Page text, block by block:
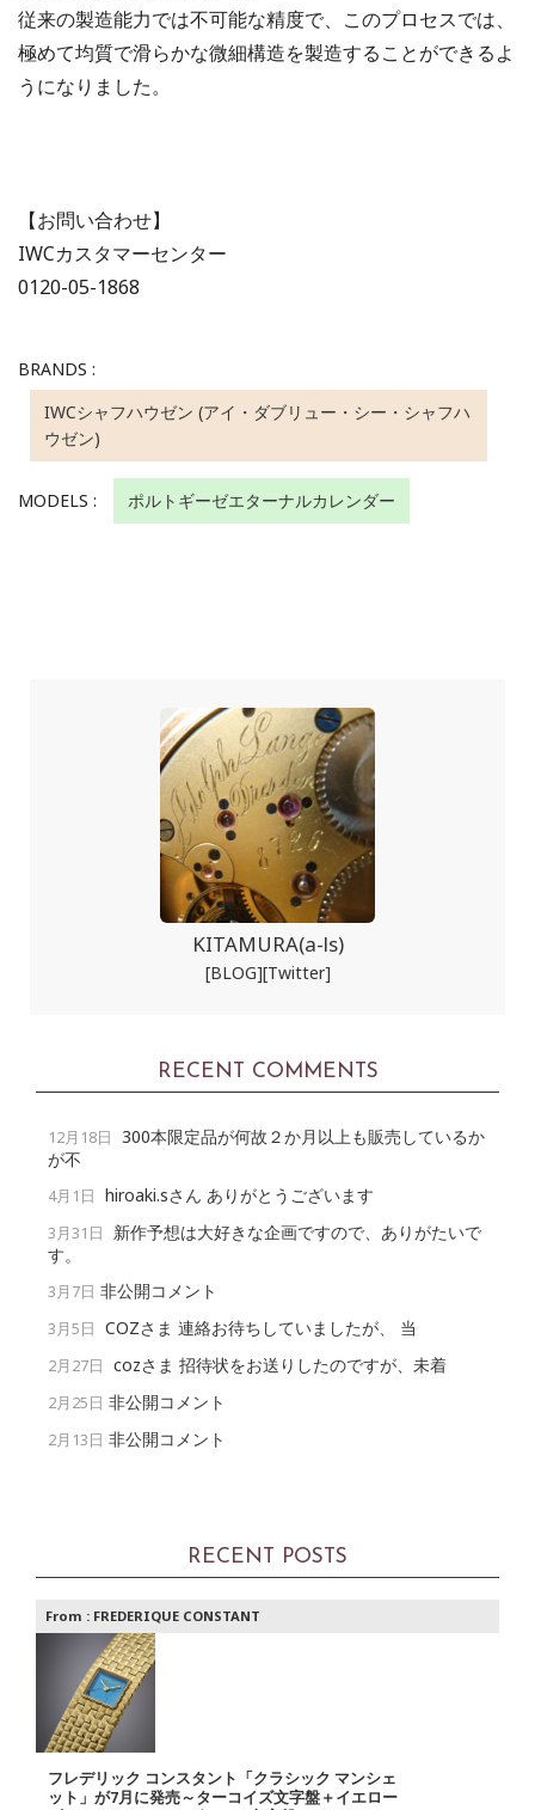
従来の製造能力では不可能な精度で、このプロセスでは、
極めて均質で滑らかな微細構造を製造することができるよ
うになりました。
【お問い合わせ】
IWCカスタマーセンター
0120-05-1868
BRANDS :
IWCシャフハウゼン (アイ・ダブリュー・シー・シャフハ
ウゼン)
MODELS : ポルトギーゼエターナルカレンダー
KITAMURA(a-ls)
[BLOG][Twitter]
RECENT COMMENTS
12月18日 300本限定品が何故２か月以上も販売しているか
が不
4月1日 hiroaki.sさん ありがとうございます
3月31日
新作予想は大好きな企画ですので、ありがたいで
す。
3月7日 非公開コメント
3月5日 COZさま 連絡お待ちしていましたが、 当
2月27日 cozさま 招待状をお送りしたのですが、未着
2月25日 非公開コメント
2月13日 非公開コメント
RECENT POSTS
From : FREDERIQUE CONSTANT
フレデリック コンスタント「クラシック マンシェ
ット」が7月に発売～ターコイズ文字盤＋イエロー